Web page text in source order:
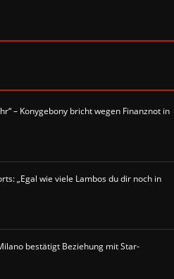
– Konygebony bricht wegen Finanznot in
„Egal wie viele Lambos du dir noch in
bestätigt Beziehung mit Star-